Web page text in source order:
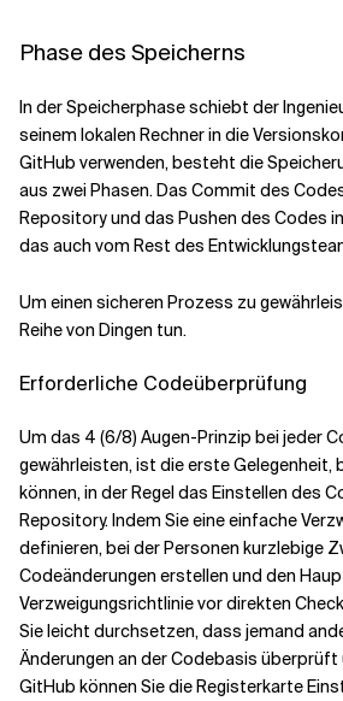
Phase des Speicherns
In der Speicherphase schiebt der
seinem lokalen Rechner in die
GitHub verwenden, besteht die
aus zwei Phasen. Das Commit des
Repository und das Pushen des Codes
das auch vom Rest des
Um einen sicheren Prozess zu
Reihe von Dingen tun.
Erforderliche Codeüberprüfung
Um das 4 (6/8) Augen-Prinzip bei jeder
gewährleisten, ist die erste Gelegenheit,
können, in der Regel das Einstellen des
Repository. Indem Sie eine einfache
definieren, bei der Personen kurzlebige
Codeänderungen erstellen und den
Verzweigungsrichtlinie vor direkten
Sie leicht durchsetzen, dass jemand
Änderungen an der Codebasis überprüft
GitHub können Sie die Registerkarte